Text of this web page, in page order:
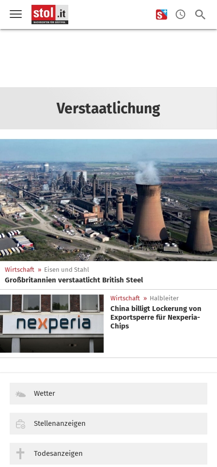
Verstaatlichung
Wirtschaft » Eisen und Stahl
Großbritannien verstaatlicht British Steel
Wirtschaft » Halbleiter
China billigt Lockerung von
Exportsperre für Nexperia-
Chips
Wetter
Stellenanzeigen
Todesanzeigen